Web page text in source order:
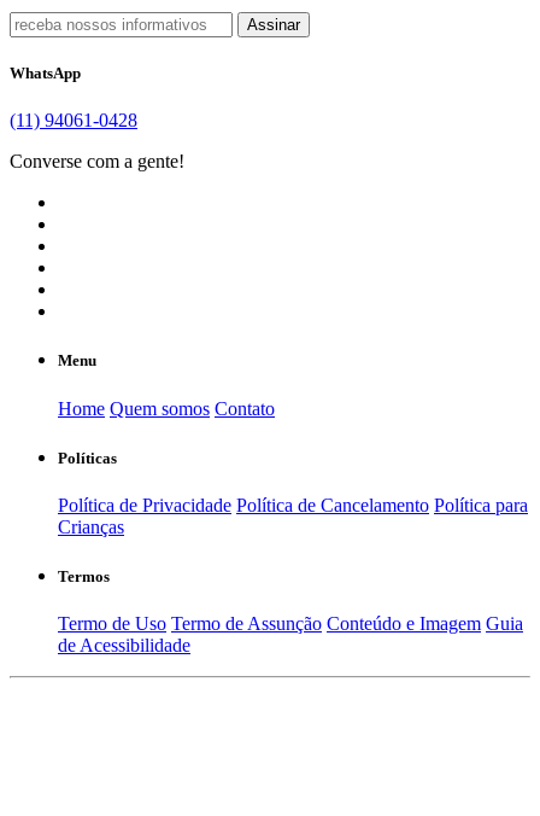
Assinar
WhatsApp
(11) 94061-0428
Converse com a gente!
Menu
Home Quem somos Contato
Políticas
Política de Privacidade Política de Cancelamento Política para
Crianças
Termos
Termo de Uso Termo de Assunção Conteúdo e Imagem Guia
de Acessibilidade